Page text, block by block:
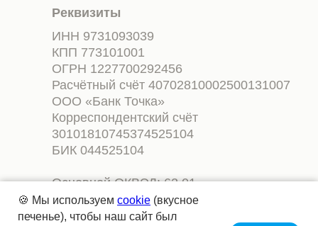
🍪 Мы используем cookie (вкусное
печенье), чтобы наш сайт был
Реквизиты
Основной ОКВЭД: 62.01
Разработка компьютерного
программного обеспечения, код
ИНН 9731093039
КПП 773101001
ОГРН 1227700292456
Расчётный счёт 40702810002500131007
ООО «Банк Точка»
Корреспондентский счёт
30101810745374525104
БИК 044525104